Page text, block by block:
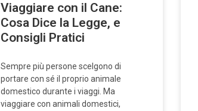
Viaggiare con il Cane:
Cosa Dice la Legge, e
Consigli Pratici
Sempre più persone scelgono di
portare con sé il proprio animale
domestico durante i viaggi. Ma
viaggiare con animali domestici,